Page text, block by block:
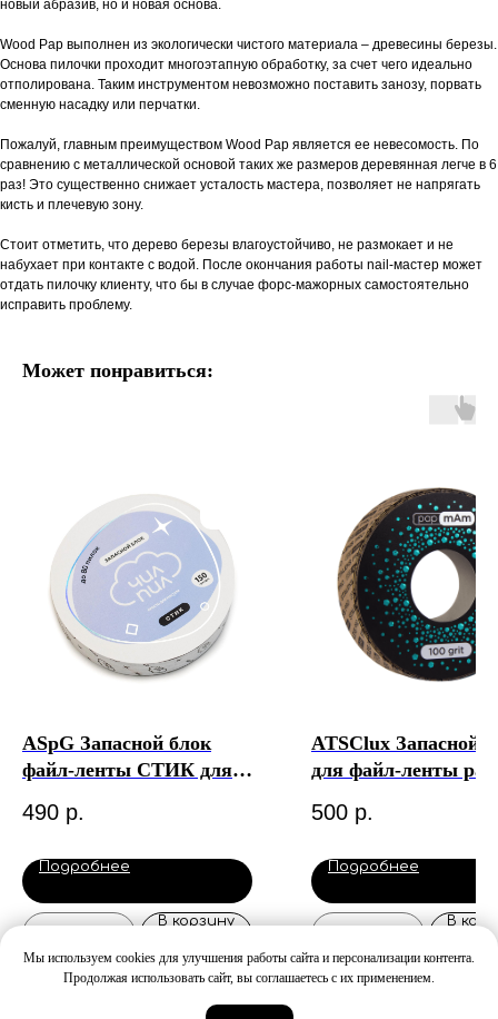
новый абразив, но и новая основа.
Wood Pap выполнен из экологически чистого материала – древесины березы.
Основа пилочки проходит многоэтапную обработку, за счет чего идеально
отполирована. Таким инструментом невозможно поставить занозу, порвать
сменную насадку или перчатки.
Пожалуй, главным преимуществом Wood Pap является ее невесомость. По
сравнению с металлической основой таких же размеров деревянная легче в 6
раз! Это существенно снижает усталость мастера, позволяет не напрягать
кисть и плечевую зону.
Стоит отметить, что дерево березы влагоустойчиво, не размокает и не
набухает при контакте с водой. После окончания работы nail-мастер может
отдать пилочку клиенту, что бы в случае форс-мажорных самостоятельно
исправить проблему.
Может понравиться:
ASpG Запасной блок
файл-ленты СТИК для
490 р.
Подробнее
В корзину
ATSClux Запасной
для файл-ленты
500 р.
Подробнее
В
Мы используем cookies для улучшения работы сайта и персонализации контента.
Продолжая использовать сайт, вы соглашаетесь с их применением.